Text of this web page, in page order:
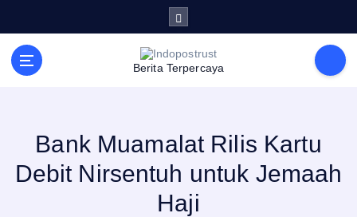
i
Berita Terpercaya
Bank Muamalat Rilis Kartu
Debit Nirsentuh untuk Jemaah
Haji